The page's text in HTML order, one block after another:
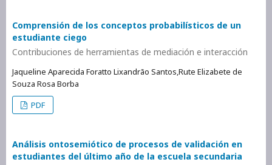
Comprensión de los conceptos probabilísticos de un
estudiante ciego
Contribuciones de herramientas de mediación e interacción
Jaqueline Aparecida Foratto Lixandrão Santos,Rute Elizabete de
Souza Rosa Borba
PDF
Análisis ontosemiótico de procesos de validación en
estudiantes del último año de la escuela secundaria